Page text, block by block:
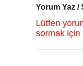
Yorum Yaz /
Lütfen
sormak için